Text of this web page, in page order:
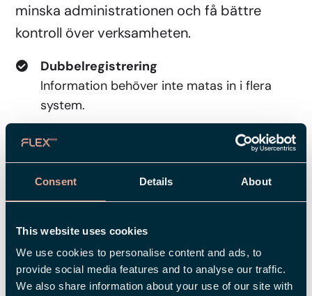
Consent Details About
This website uses cookies
We use cookies to personalise content and ads, to
provide social media features and to analyse our traffic.
We also share information about your use of our site with
minska administrationen och få bättre
kontroll över verksamheten.
Dubbelregistrering
Information behöver inte matas in i flera
system.
Manuella processer
Automatisering minskar administrationen.
Bristande överblick
Sårbarhet
Processer blir mindre beroende av enskilda
personer.